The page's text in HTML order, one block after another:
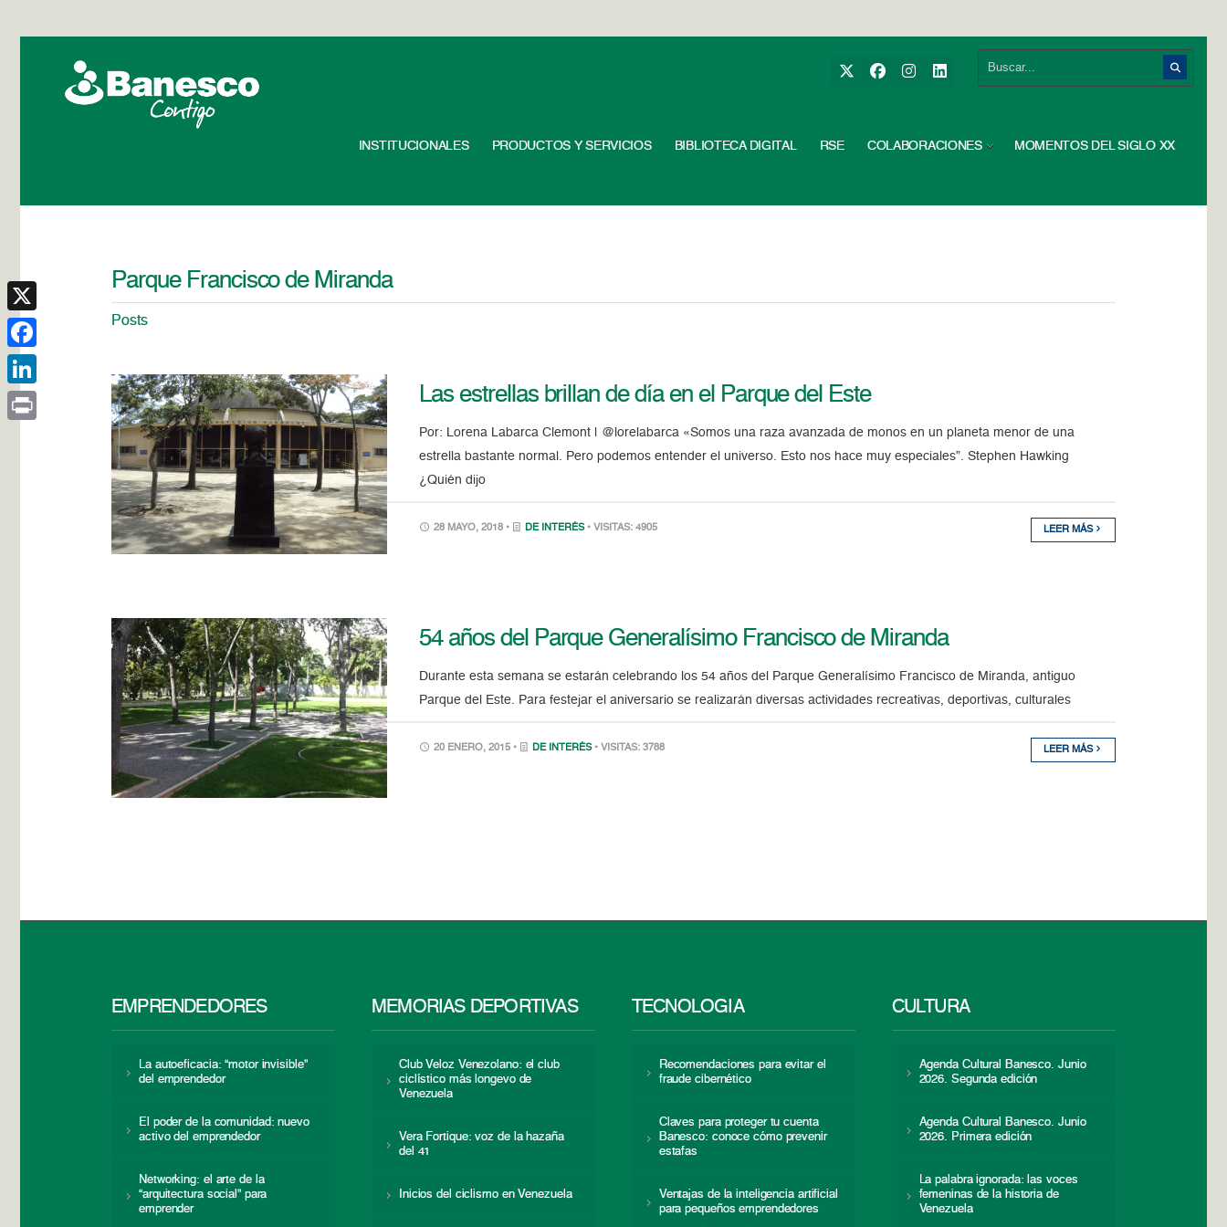
INSTITUCIONALES PRODUCTOS Y SERVICIOS BIBLIOTECA DIGITAL RSE COLABORACIONES MOMENTOS DEL SIGLO XX
Parque Francisco de Miranda
Posts
Las estrellas brillan de día en el Parque del Este
Por: Lorena Labarca Clemont | @lorelabarca «Somos una raza avanzada de monos en un planeta menor de una
estrella bastante normal. Pero podemos entender el universo. Esto nos hace muy especiales”. Stephen Hawking
¿Quién dijo
28 MAYO, 2018 • DE INTERÉS • VISITAS: 4905 LEER MÁS
54 años del Parque Generalísimo Francisco de Miranda
Durante esta semana se estarán celebrando los 54 años del Parque Generalísimo Francisco de Miranda, antiguo
Parque del Este. Para festejar el aniversario se realizarán diversas actividades recreativas, deportivas, culturales
20 ENERO, 2015 • DE INTERÉS • VISITAS: 3788 LEER MÁS
EMPRENDEDORES
La autoeficacia: “motor invisible”
del emprendedor
El poder de la comunidad: nuevo
activo del emprendedor
Networking: el arte de la
“arquitectura social” para
emprender
MEMORIAS DEPORTIVAS
Club Veloz Venezolano: el club
ciclístico más longevo de
Venezuela
Vera Fortique: voz de la hazaña
del 41
Inicios del ciclismo en Venezuela
TECNOLOGÍA
Recomendaciones para evitar el
fraude cibernético
Claves para proteger tu cuenta
Banesco: conoce cómo prevenir
estafas
Ventajas de la inteligencia artificial
para pequeños emprendedores
CULTURA
Agenda Cultural Banesco. Junio
2026. Segunda edición
Agenda Cultural Banesco. Junio
2026. Primera edición
La palabra ignorada: las voces
femeninas de la historia de
Venezuela
X
Facebook
LinkedIn